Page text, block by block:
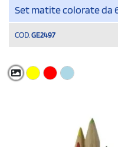
Set matite colorate da
COD. GE2497